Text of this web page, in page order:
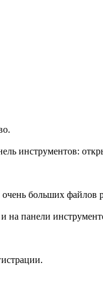
инструментов:
больших файлов
на панели